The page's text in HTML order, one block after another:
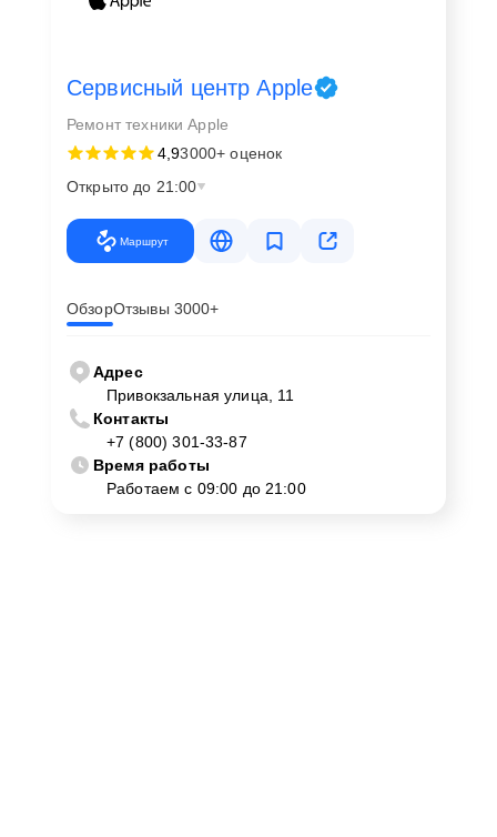
Сервисный центр Apple
Ремонт техники Apple
4,93000+ оценок
Открыто до 21:00
Маршрут
ОбзорОтзывы 3000+
Адрес
Привокзальная улица, 11
Контакты
+7 (800) 301-33-87
Время работы
Работаем с 09:00 до 21:00